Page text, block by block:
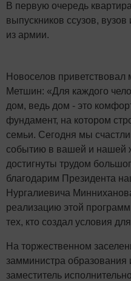
В первую очередь
выпускников ссузов,
из армии.
Новоселов
Метшин: «Для каждого
дом, ведь дом - это
фундамент, на котором
семьи. Сегодня мы
событию в вашей и нашей
достигнуты трудом
благодарим Президента
Нургалиевича
реализацию этой
тех, кто создал условия
На торжественном
замминистра
заместитель